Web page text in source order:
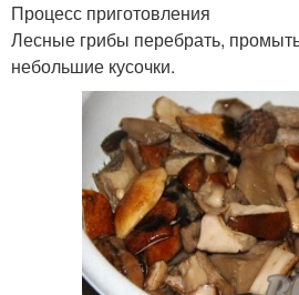
Процесс приготовления
Лесные грибы перебрать,
небольшие кусочки.